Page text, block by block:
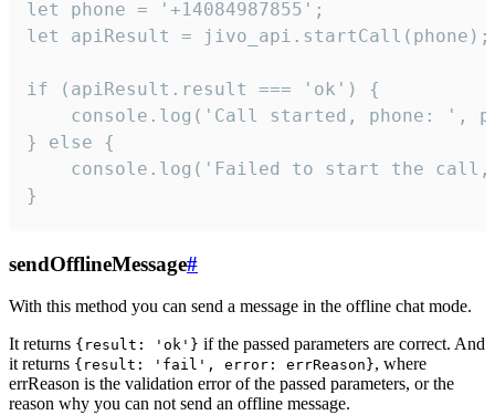
let phone = '+14084987855';
let apiResult = jivo_api.startCall(phone);
if (apiResult.result === 'ok') {
console.log('Call started, phone: ',
} else {
console.log('Failed to start the
}
sendOfflineMessage#
With this method you can send a message in the offline chat mode.
It returns {result: 'ok'} if the passed parameters are correct. And
it returns {result: 'fail', error: errReason}, where
errReason is the validation error of the passed parameters, or the
reason why you can not send an offline message.